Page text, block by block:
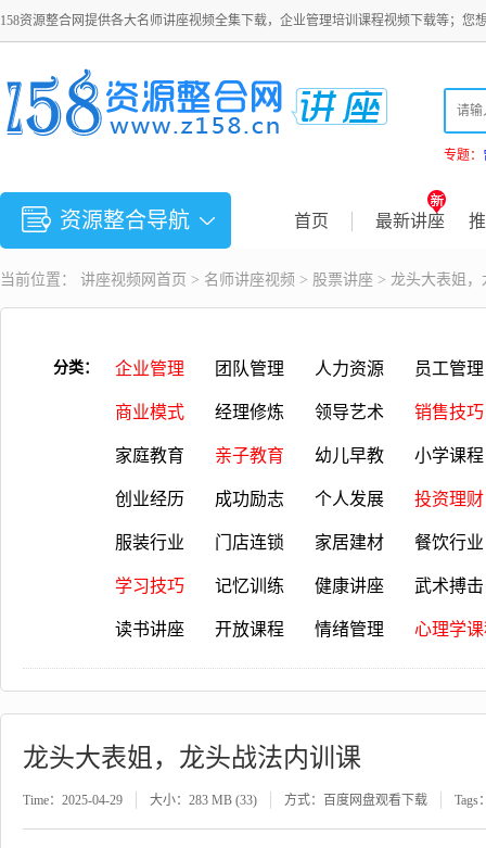
158资源整合网提供各大名师讲座视频全集下载，企业管理培训课程视频下载等；您
专题：
资源整合导航 首页 最新讲座
当前位置： 讲座视频 网首页 > 名师讲座视频 > 股票讲座 > 龙头大表姐
分类： 企业管理 团队管理 人力资源 员工管理
商业模式 经理修炼 领导艺术 销售技巧
家庭教育 亲子教育 幼儿早教 小学课程
创业经历 成功励志 个人发展 投资理财
服装行业 门店连锁 家居建材 餐饮行业
学习技巧 记忆训练 健康讲座 武术搏击
读书讲座 开放课程 情绪管理 心理学
龙头大表姐，龙头战法内训课
Time：2025-04-29 大小：283 MB (33) 方式：百度网盘观看下载 Tags